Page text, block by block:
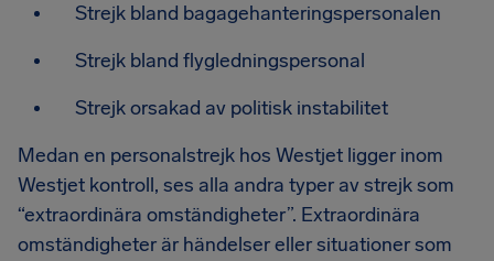
Strejk bland bagagehanteringspersonalen
Strejk bland flygledningspersonal
Strejk orsakad av politisk instabilitet
Medan en personalstrejk hos Westjet ligger inom
Westjet kontroll, ses alla andra typer av strejk som
“extraordinära omständigheter”. Extraordinära
omständigheter är händelser eller situationer som